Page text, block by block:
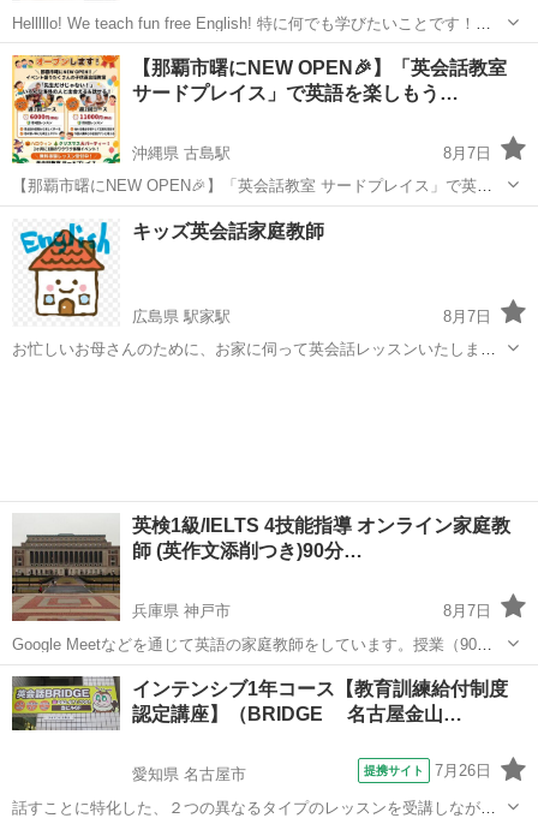
Helllllo! We teach fun free English! 特に何でも学びたいことです！
例・（会話、文法、単語、色んな話題、旅行） ゲームでもによって学
べます！ 友達として一緒に学びませんか？ 興味がある場...
大阪 大阪市 文の里駅 ネイティブ
【那覇市曙にNEW OPEN🎉】「英会話教室
サードプレイス」で英語を楽しもう…
沖縄県 古島駅
8月7日
【那覇市曙にNEW OPEN🎉】「英会話教室 サードプレイス」で英語
を楽しもう！イベント満載のキッズ英会話✨ 【那覇市曙に、新しい子
供英会話の居場所ができました！】 「英語を勉強する場所」から「英
語でワクワク繋がる居場...
那覇市 古島駅 英会話
キッズ英会話家庭教師
広島県 駅家駅
8月7日
お忙しいお母さんのために、お家に伺って英会話レッスンいたしま
英検1級/IELTS 4技能指導 オンライン家庭教
師 (英作文添削つき)90分…
兵庫県 神戸市
8月7日
Google Meetなどを通じて英語の家庭教師をしています。授業（90
分）では読解・リスニングを扱い、英作文についても添削いたしま
す。 【対象】英検１〜準１級、IELTS、TOEFL 、大学・高校受験対
策、その他 ...
兵庫 神戸市 世界史
インテンシブ1年コース【教育訓練給付制度
認定講座】（BRIDGE 名古屋金山…
愛知県 名古屋市 提携サイト 7月26日
話すことに特化した、２つの異なるタイプのレッスンを受講しなが